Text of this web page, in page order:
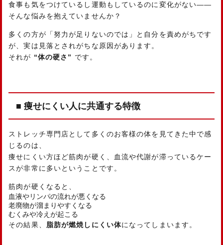
食事も気をつけているし運動もしているのに変化がない——
そんな悩みを抱えていませんか？
多くの方が「努力が足りないのでは」と自分を責めがちです
が、実は見落とされがちな原因があります。
それが “体の硬さ” です。
■ 痩せにくい人に共通する特徴
ストレッチ専門店として多くのお客様の体を見てきた中で感
じるのは、
痩せにくい方ほど筋肉が硬く、血流や代謝が滞っているケー
スが非常に多いということです。
筋肉が硬くなると、
血液やリンパの流れが悪くなる
老廃物が溜まりやすくなる
むくみや冷えが起こる
その結果、 脂肪が燃焼しにくい体になってしまいます。